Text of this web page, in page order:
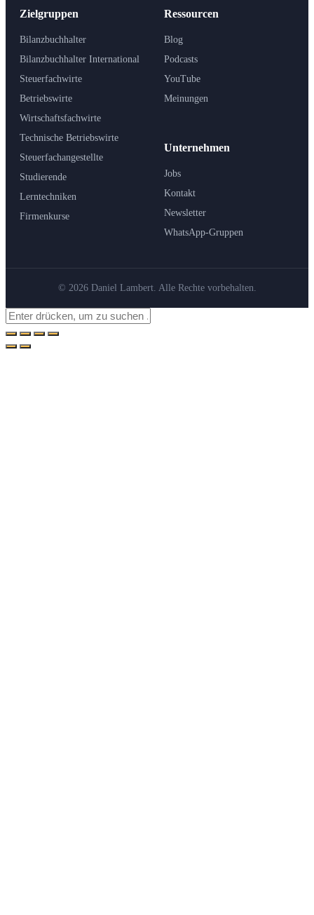
Zielgruppen
Bilanzbuchhalter
Bilanzbuchhalter International
Steuerfachwirte
Betriebswirte
Wirtschaftsfachwirte
Technische Betriebswirte
Steuerfachangestellte
Studierende
Lerntechniken
Firmenkurse
Ressourcen
Blog
Podcasts
YouTube
Meinungen
Unternehmen
Jobs
Kontakt
Newsletter
WhatsApp-Gruppen
© 2026 Daniel Lambert. Alle Rechte vorbehalten.